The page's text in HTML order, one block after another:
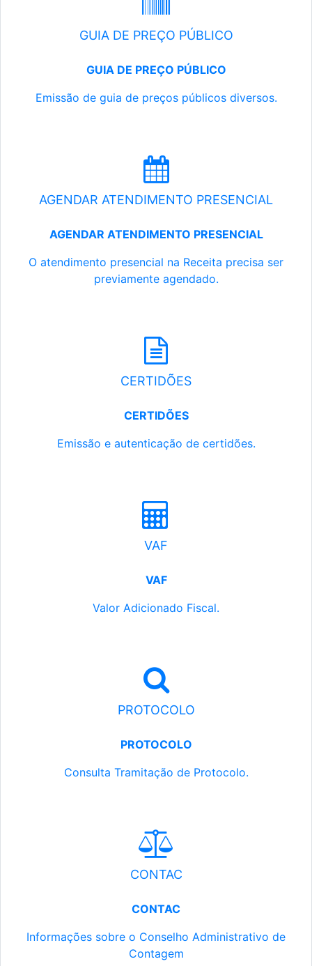
GUIA DE PREÇO PÚBLICO
GUIA DE PREÇO PÚBLICO
Emissão de guia de preços públicos diversos.
AGENDAR ATENDIMENTO PRESENCIAL
AGENDAR ATENDIMENTO PRESENCIAL
O atendimento presencial na Receita precisa ser
previamente agendado.
CERTIDÕES
CERTIDÕES
Emissão e autenticação de certidões.
VAF
VAF
Valor Adicionado Fiscal.
PROTOCOLO
PROTOCOLO
Consulta Tramitação de Protocolo.
CONTAC
CONTAC
Informações sobre o Conselho Administrativo de
Contagem